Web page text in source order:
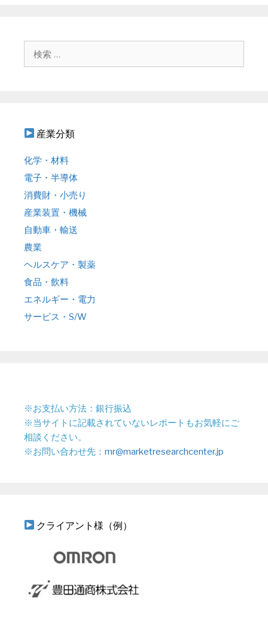
産業分類
化学・材料
電子・半導体
消費財・小売り
産業装置・機械
自動車・輸送
農業
ヘルスケア・製薬
食品・飲料
エネルギー・電力
サービス・S/W
※お支払い方法：銀行振込
※当サイトに記載されていないレポートもお気軽にご
相談ください。
※お問い合わせ先： mr@marketresearchcenter.jp
クライアント様（例）